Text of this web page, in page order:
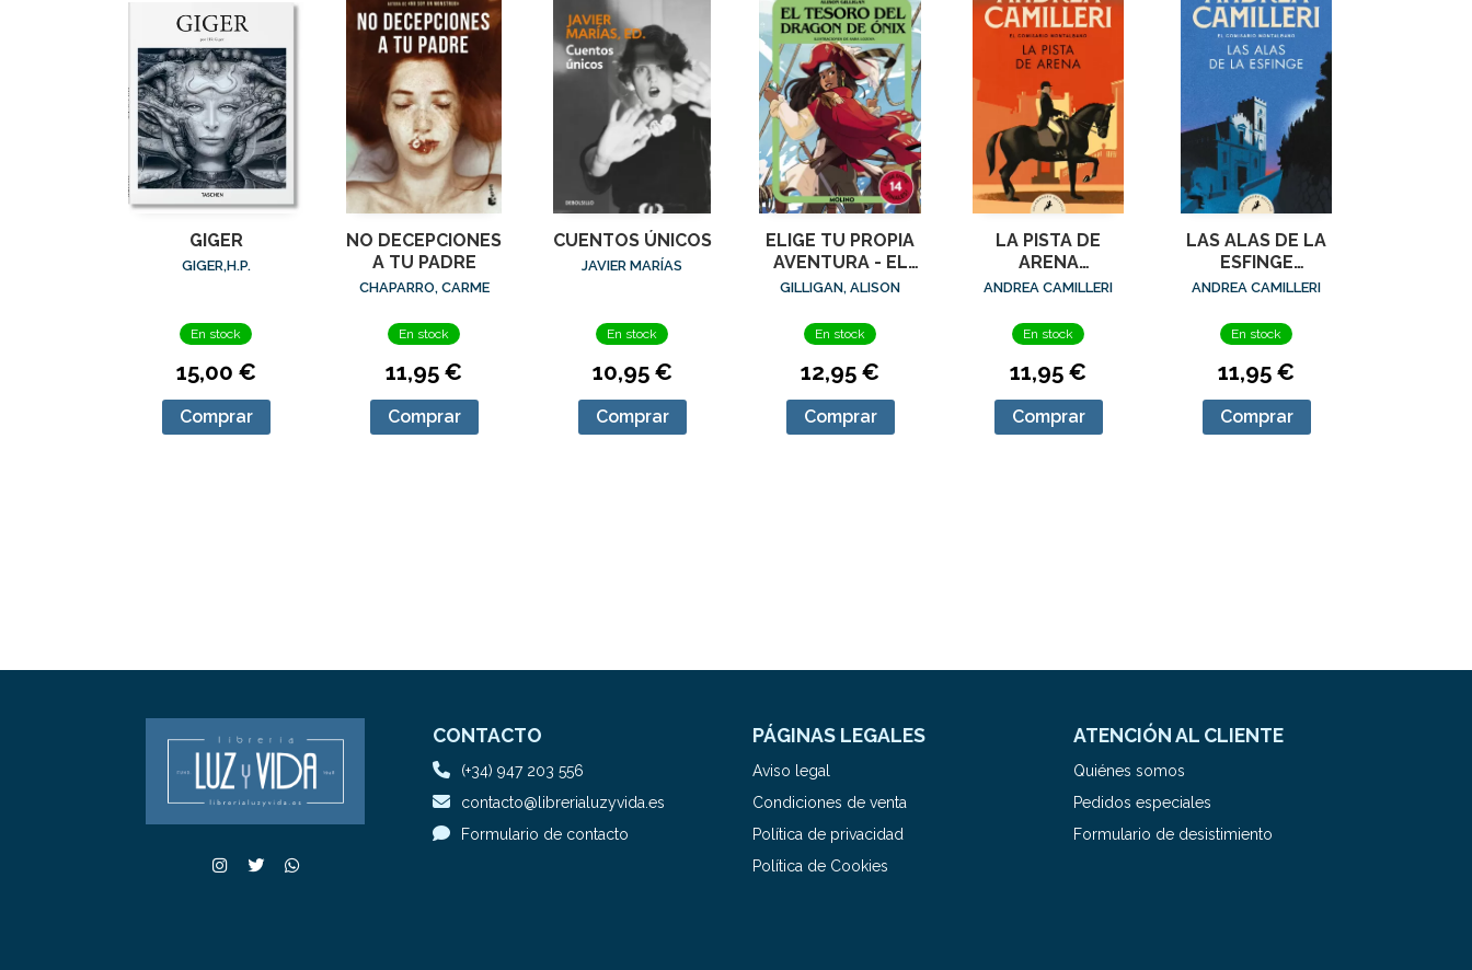
GIGER
GIGER,H.P.
En stock
15,00 €
Comprar
NO DECEPCIONES
A TU PADRE
CHAPARRO, CARME
En stock
11,95 €
Comprar
CUENTOS ÚNICOS
JAVIER MARÍAS
En stock
10,95 €
Comprar
ELIGE TU PROPIA
AVENTURA - EL
TESORO DEL
GILLIGAN, ALISON
En stock
12,95 €
Comprar
LA PISTA DE
ARENA
(COMISARIO
ANDREA CAMILLERI
En stock
11,95 €
Comprar
LAS ALAS DE LA
ESFINGE
(COMISARIO
ANDREA CAMILLERI
En stock
11,95 €
Comprar
CONTACTO
(+34) 947 203 556
contacto@librerialuzyvida.es
Formulario de contacto
PÁGINAS LEGALES
Aviso legal
Condiciones de venta
Política de privacidad
Política de Cookies
ATENCIÓN AL CLIENTE
Quiénes somos
Pedidos especiales
Formulario de desistimiento